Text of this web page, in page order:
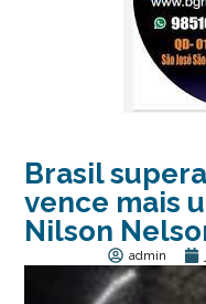
Brasil
vence mais
Nilson
admin